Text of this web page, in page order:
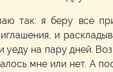
так: я беру все
и
уеду на пару дней.
мне или нет. А